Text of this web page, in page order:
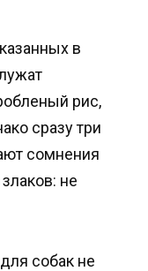
в
рис,
сразу три
сомнения
не
собак не